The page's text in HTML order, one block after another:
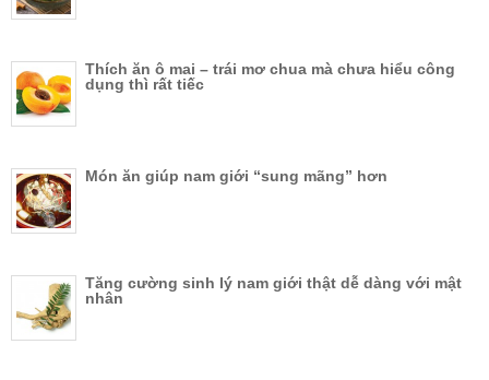
Thích ăn ô mai – trái mơ chua mà chưa hiểu công
dụng thì rất tiếc
Món ăn giúp nam giới “sung mãng” hơn
Tăng cường sinh lý nam giới thật dễ dàng với mật
nhân